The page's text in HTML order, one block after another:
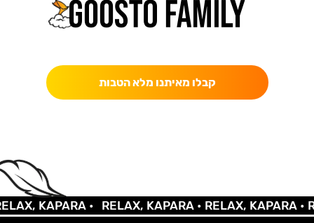
קבלו מאיתנו מלא הטבות
KAPARA • RELAX, KAPARA •RELAX, KAPARA •